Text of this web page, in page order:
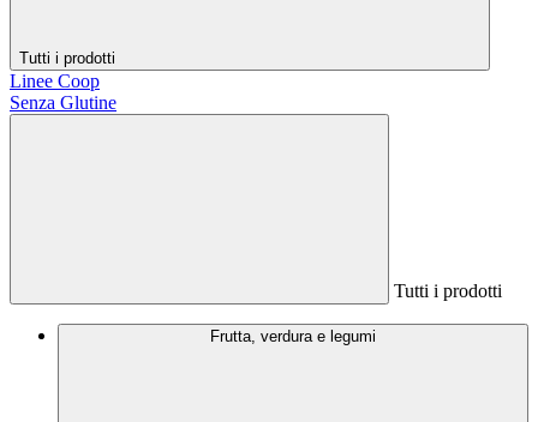
Tutti i prodotti
Linee Coop
Senza Glutine
Tutti i prodotti
Frutta, verdura e legumi